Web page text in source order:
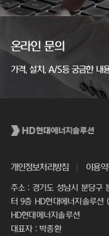
온라인 문의
가격, 설치, A/S등 궁금한 내
개인정보처리방침 이용
주소 : 경기도 성남시 분당구
터 9층 HD현대에너지솔루션
HD현대에너지솔루션
대표자 : 박종환